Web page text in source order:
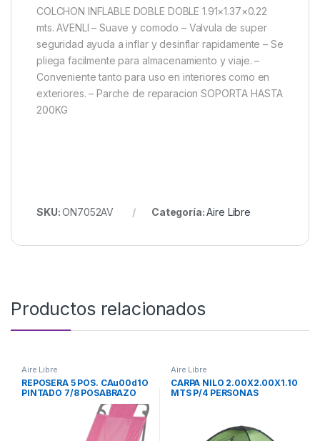
COLCHON INFLABLE DOBLE DOBLE 1.91×1.37×0.22
mts. AVENLI – Suave y comodo – Valvula de super
seguridad ayuda a inflar y desinflar rapidamente – Se
pliega facilmente para almacenamiento y viaje. –
Conveniente tanto para uso en interiores como en
exteriores. – Parche de reparacion SOPORTA HASTA
200KG
SKU:ON7052AV Categoría:Aire Libre
Productos relacionados
Aire Libre
REPOSERA 5 POS. CAu00d1O
PINTADO 7/8 POSABRAZO
CAu00d1O C/COVER
Aire Libre
CARPA NILO 2.00X2.00X1.10
MTS P/4 PERSONAS